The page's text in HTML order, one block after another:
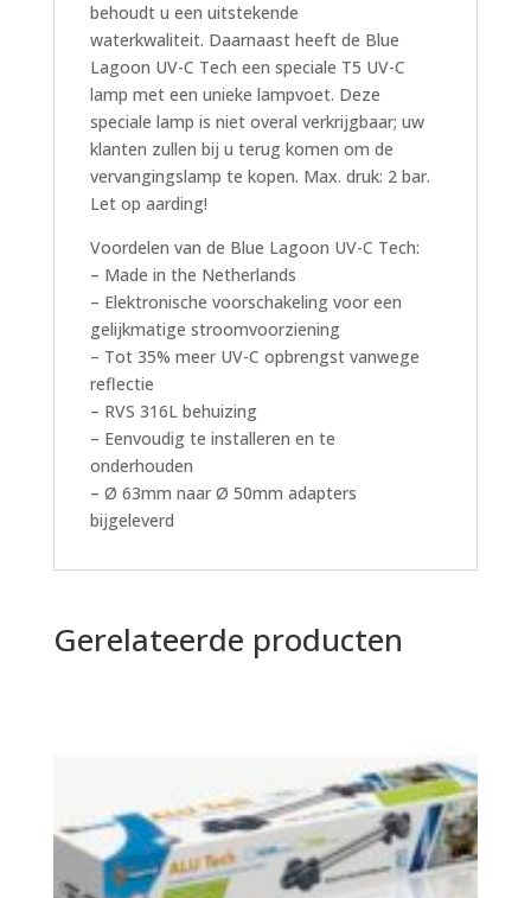
behoudt u een uitstekende
waterkwaliteit. Daarnaast heeft de Blue
Lagoon UV-C Tech een speciale T5 UV-C
lamp met een unieke lampvoet. Deze
speciale lamp is niet overal verkrijgbaar; uw
klanten zullen bij u terug komen om de
vervangingslamp te kopen. Max. druk: 2 bar.
Let op aarding!
Voordelen van de Blue Lagoon UV-C Tech:
– Made in the Netherlands
– Elektronische voorschakeling voor een
gelijkmatige stroomvoorziening
– Tot 35% meer UV-C opbrengst vanwege
reflectie
– RVS 316L behuizing
– Eenvoudig te installeren en te
onderhouden
– Ø 63mm naar Ø 50mm adapters
bijgeleverd
Gerelateerde producten